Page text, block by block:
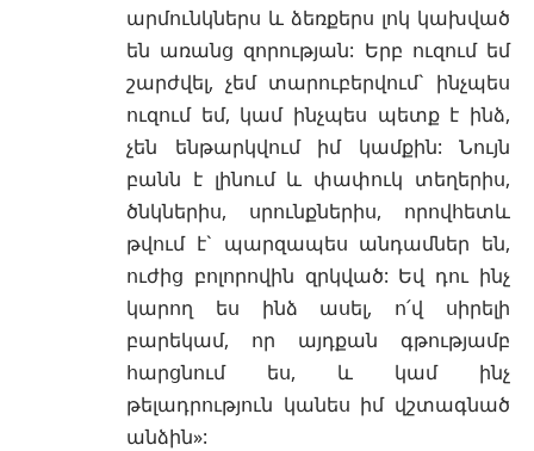
արմունկներս և ձեռքերս լոկ կախված
են առանց զորության: Երբ ուզում եմ
շարժվել, չեմ տարուբերվում` ինչպես
ուզում եմ, կամ ինչպես պետք է ինձ,
չեն ենթարկվում իմ կամքին: Նույն
բանն է լինում և փափուկ տեղերիս,
ծնկներիս, սրունքներիս, որովհետև
թվում է` պարզապես անդամներ են,
ուժից բոլորովին զրկված: Եվ դու ինչ
կարող ես ինձ ասել, ո՛վ սիրելի
բարեկամ, որ այդքան գթությամբ
հարցնում ես, և կամ ինչ
թելադրություն կանես իմ վշտագնած
անձին»: